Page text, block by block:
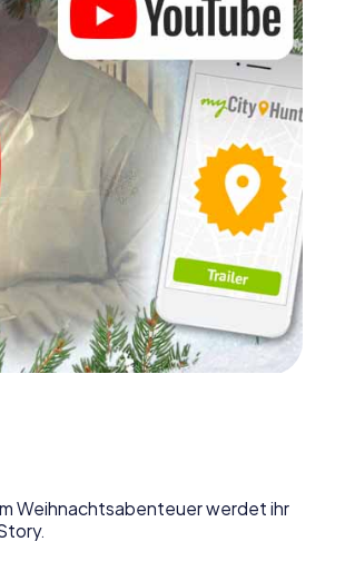
als Programmpunkt Ihrer
das gastronomische
ein Ausflug zum
zu einem Highlight. Schließlich
perfekten Weihnachtsfeier in
Weihnachtsthematik. Gönnen
Jahres und planen Sie unser X-Mas
ein!
Weihnachtsabenteuer werdet ihr